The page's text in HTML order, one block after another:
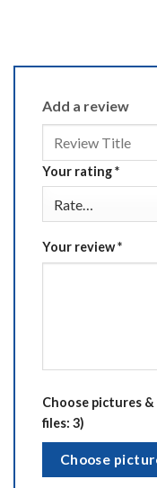
Add a review
Your rating*
Your review*
Choose pictures &
files: 3)
Choose